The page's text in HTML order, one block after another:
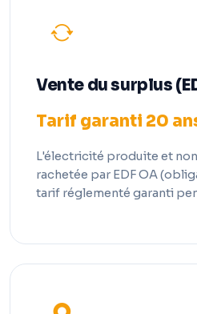
Vente du surplus
Tarif garanti 20
L'électricité produite et
rachetée par EDF OA
tarif réglementé garanti